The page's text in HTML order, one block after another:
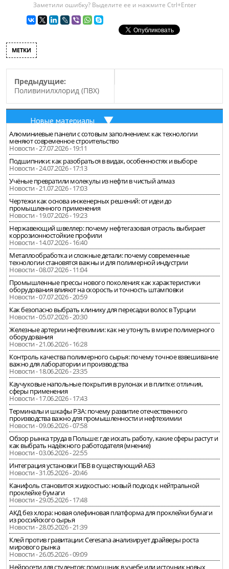
Заметили ошибку? Выделите ее и нажмите Ctrl+Enter
МЕТКИ
Предыдущие:
Поливинилхлорид (ПВХ)
Новые материалы
Алюминиевые панели с сотовым заполнением: как технологии
меняют современное строительство
Новости - 27.07.2026 - 19:11
Подшипники: как разобраться в видах, особенностях и выборе
Новости - 24.07.2026 - 17:13
Учёные превратили молекулы из нефти в чистый алмаз
Новости - 21.07.2026 - 17:03
Чертежи как основа инженерных решений: от идеи до
промышленного применения
Новости - 19.07.2026 - 19:23
Нержавеющий швеллер: почему нефтегазовая отрасль выбирает
коррозионностойкие профили
Новости - 14.07.2026 - 16:40
Металлообработка и сложные детали: почему современные
технологии становятся важны и для полимерной индустрии
Новости - 08.07.2026 - 11:04
Промышленные прессы нового поколения: как характеристики
оборудования влияют на скорость и точность штамповки
Новости - 07.07.2026 - 20:59
Как безопасно выбрать клинику для пересадки волос в Турции
Новости - 05.07.2026 - 20:30
Железные артерии нефтехимии: как не утонуть в мире полимерного
оборудования
Новости - 21.06.2026 - 16:28
Контроль качества полимерного сырья: почему точное взвешивание
важно для лаборатории и производства
Новости - 18.06.2026 - 23:35
Каучуковые напольные покрытия в рулонах и в плитке: отличия,
сферы применения
Новости - 17.06.2026 - 17:43
Терминалы и шкафы РЗА: почему развитие отечественного
производства важно для промышленности и нефтехимии
Новости - 09.06.2026 - 07:58
Обзор рынка труда в Польше: где искать работу, какие сферы растут и
как выбрать надёжного работодателя (мнение)
Новости - 03.06.2026 - 22:55
Интеграция установки ПБВ в существующий АБЗ
Новости - 31.05.2026 - 20:46
Канифоль становится жидкостью: новый подход к нейтральной
проклейке бумаги
Новости - 29.05.2026 - 17:48
АКД без хлора: новая олефиновая платформа для проклейки бумаги
из российского сырья
Новости - 28.05.2026 - 21:39
Клей против гравитации: Ceresana анализирует драйверы роста
мирового рынка
Новости - 26.05.2026 - 09:09
Нейросети для студентов: помощник в учебе или источник новых